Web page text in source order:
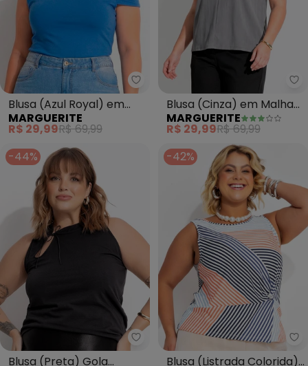
Marguerite - Blusa (Azul Royal)
Blusa (Azul Royal) em
Malha Fria
MARGUERITE
R$ 29,99R$ 69,99
Blusa (Cinza) em Malha
Plissada
MARGUERITE
R$ 29,99R$ 69,99
-44%
Marguerite - Blusa (Preta)
Blusa (Preta) Gola
-42%
Blusa (Listrada Colorida)